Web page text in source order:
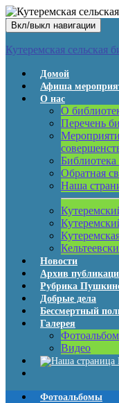
Вкл/выкл навигации
Кутеремская сельская
Домой
Афиша
О нас
О
Перечень
Библиотека
Обратная
Наша
Новости
Архив
Рубрика
Добрые дела
Бессмертный
Галерея
Видео
Фотоальбомы